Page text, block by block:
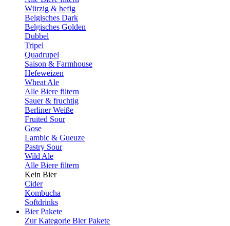
Würzig & hefig
Belgisches Dark
Belgisches Golden
Dubbel
Tripel
Quadrupel
Saison & Farmhouse
Hefeweizen
Wheat Ale
Alle Biere filtern
Sauer & fruchtig
Berliner Weiße
Fruited Sour
Gose
Lambic & Gueuze
Pastry Sour
Wild Ale
Alle Biere filtern
Kein Bier
Cider
Kombucha
Softdrinks
Bier Pakete
Zur Kategorie Bier Pakete